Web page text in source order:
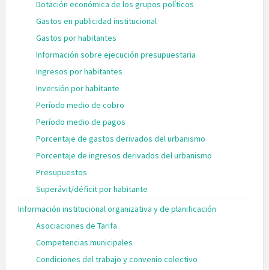
Dotación económica de los grupos políticos
Gastos en publicidad institucional
Gastos por habitantes
Información sobre ejecución presupuestaria
Ingresos por habitantes
Inversión por habitante
Período medio de cobro
Período medio de pagos
Porcentaje de gastos derivados del urbanismo
Porcentaje de ingresos derivados del urbanismo
Presupuestos
Superávit/déficit por habitante
Información institucional organizativa y de planificación
Asociaciones de Tarifa
Competencias municipales
Condiciones del trabajo y convenio colectivo